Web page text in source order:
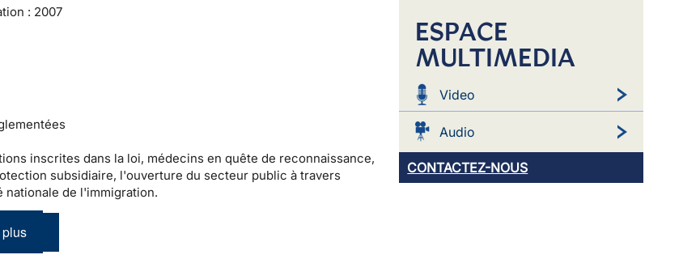
: 2007
inscrites dans la loi, médecins en quête de reconnaissance,
subsidiaire, l'ouverture du secteur public à travers
nationale de l'immigration.
ESPACE
MULTIMEDIA
Video
Audio
CONTACTEZ-NOUS